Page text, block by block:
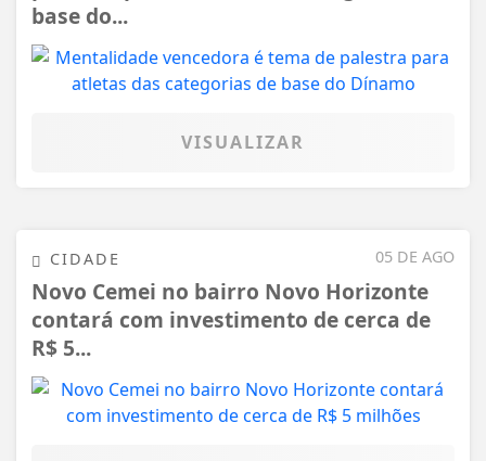
base do...
VISUALIZAR
05 DE AGO
CIDADE
Novo Cemei no bairro Novo Horizonte
contará com investimento de cerca de
R$ 5...